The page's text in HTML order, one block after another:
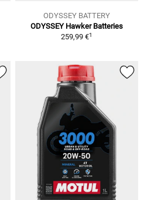
ODYSSEY BATTERY
ODYSSEY Hawker Batteries
259,99 €1